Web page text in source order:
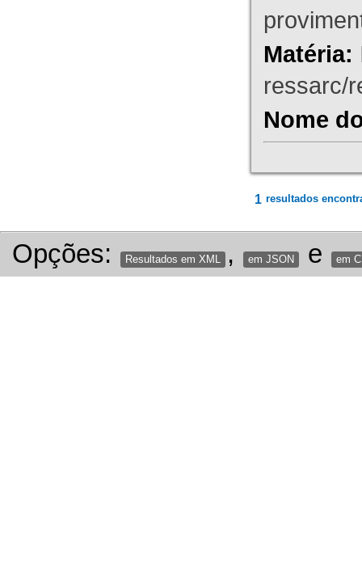
Matéria:
ressarc/
Nome
1 resultados
Opções: Resultados em XML , em JSON e em